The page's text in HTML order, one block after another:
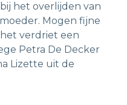
het overlijden van
Mogen fijne
verdriet een
Petra De Decker
Lizette uit de